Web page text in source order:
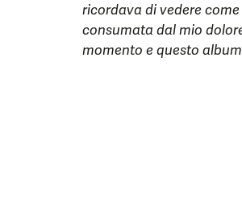
ricordava di vedere
consumata dal mio
momento e questo